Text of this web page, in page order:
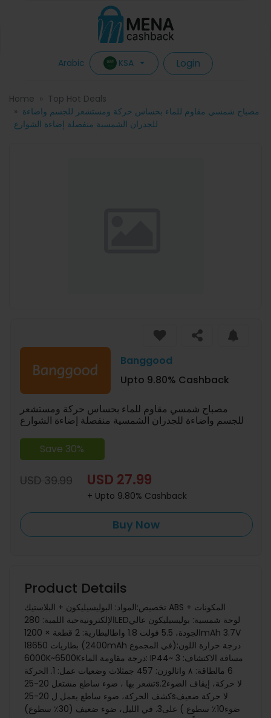
Arabic KSA Login
Home
Top Hot Deals
مصباح شمسي مقاوم للماء بحساس حركة ومستشعر للجسم واضاءة
للجدران الشمسية منفصلة إضاءة الشوارع
Banggood
Upto 9.80% Cashback
مصباح شمسي مقاوم للماء بحساس حركة ومستشعر
للجسم واضاءة للجدران الشمسية منفصلة إضاءة الشوارع
Save 30%
USD 39.99 USD 27.99
+ Upto 9.80% Cashback
Buy Now
Product Details
تخصيص:المواد: البوليسيليكون + البلاستيك ABS + المكونات
الإلكترونيةحبة اللمبة: 280LEDلوحة شمسية: بوليسيليكون عالي
الجودة، 5.5 فولت 1.8 واطالبطارية: 2 قطعة × 1200mAh 3.7V
بطاريات 18650 (2400mAh في المجموع)درجة حرارة اللون:
6000K~6500Kدرجة مقاومة الماء: IP44مسافة الاكتشاف: 3 ~
6 مالطاقة: ٨ واتالوزن: 457 جمثلاث وضعيات عمل: 1. الحركة
تشعر بها ، ضوء ساطع مشتعل 20-25sلا حركة، إيقاف الضوء2.
كشف الحركة، ضوء ساطع يعمل ل 20-25sلا حركة ضعيف
ضوء10٪ سطوع ) على3. في الليل، ضوء ضعيف (30٪ سطوع)